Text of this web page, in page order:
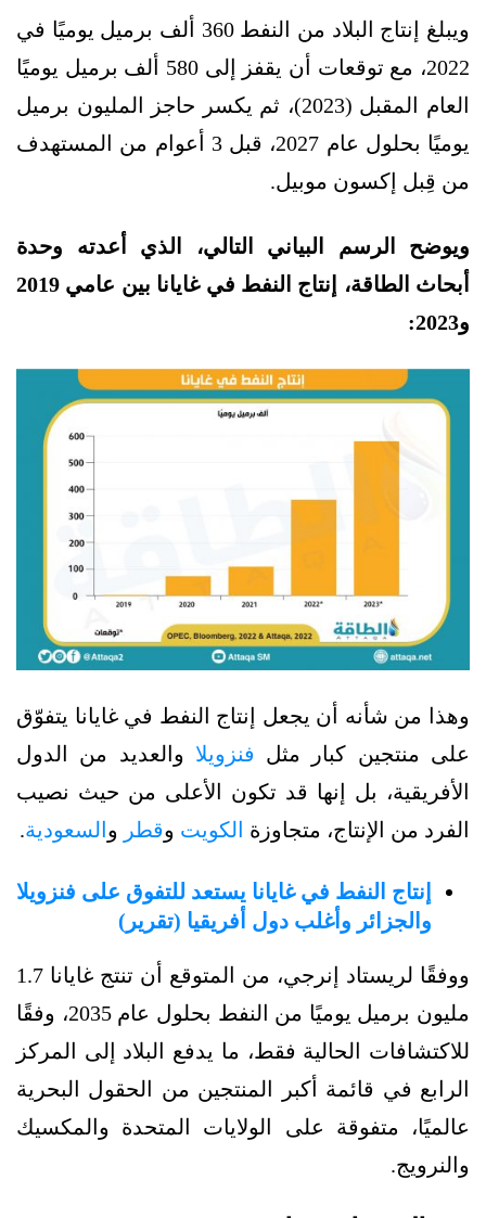
ويبلغ إنتاج البلاد من النفط 360 ألف برميل يوميًا في
2022، مع توقعات أن يقفز إلى 580 ألف برميل يوميًا
العام المقبل (2023)، ثم يكسر حاجز المليون برميل
يوميًا بحلول عام 2027، قبل 3 أعوام من المستهدف
من قِبل إكسون موبيل.
ويوضح الرسم البياني التالي، الذي أعدته وحدة
أبحاث الطاقة، إنتاج النفط في غايانا بين عامي 2019
و2023:
وهذا من شأنه أن يجعل إنتاج النفط في غايانا يتفوّق
على منتجين كبار مثل فنزويلا والعديد من الدول
الأفريقية، بل إنها قد تكون الأعلى من حيث نصيب
الفرد من الإنتاج، متجاوزة الكويت وقطر و السعودية.
إنتاج النفط في غايانا يستعد للتفوق على فنزويلا
والجزائر وأغلب دول أفريقيا (تقرير)
ووفقًا لريستاد إنرجي، من المتوقع أن تنتج غايانا 1.7
مليون برميل يوميًا من النفط بحلول عام 2035، وفقًا
للاكتشافات الحالية فقط، ما يدفع البلاد إلى المركز
الرابع في قائمة أكبر المنتجين من الحقول البحرية
عالميًا، متفوقة على الولايات المتحدة والمكسيك
والنرويج.